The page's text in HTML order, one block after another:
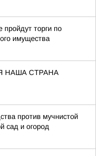
пройдут торги по
имущества
НАША СТРАНА
против мучнистой
сад и огород